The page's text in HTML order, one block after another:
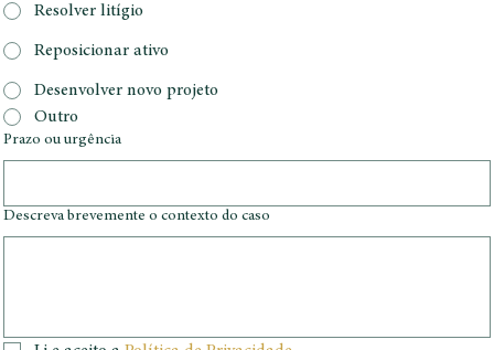
Desenvolver novo projeto
Outro